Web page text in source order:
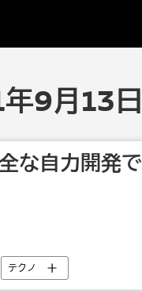
9月13日
な自力開発で
テクノ